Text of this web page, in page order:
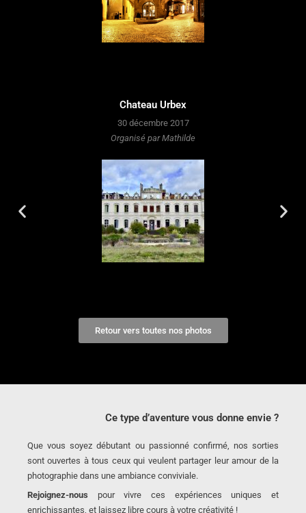
Chateau Urbex
30 décembre 2017
Organisé par Mathilde
Retour vers toutes nos photos
Ce type d’aventure vous donne envie ?
Que vous soyez débutant ou passionné confirmé, nos sorties
sont ouvertes à tous ceux qui veulent partager leur amour de la
photographie dans une ambiance conviviale.
Rejoignez-nous pour vivre ces expériences uniques et
enrichissantes, et laissez libre cours à votre créativité !